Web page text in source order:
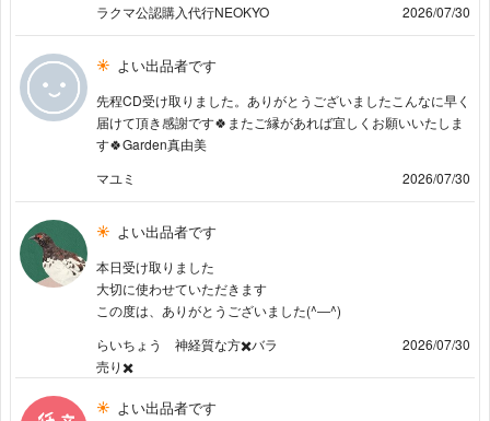
ラクマ公認購入代行NEOKYO
2026/07/30
よい出品者です
先程CD受け取りました。ありがとうございましたこんなに早く
届けて頂き感謝です🍀またご縁があれば宜しくお願いいたしま
す🍀Garden真由美
マユミ
2026/07/30
よい出品者です
本日受け取りました
大切に使わせていただきます
この度は、ありがとうございました(^―^)
らいちょう 神経質な方✖️バラ
売り✖️
2026/07/30
よい出品者です